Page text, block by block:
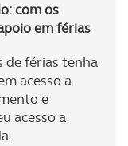
com os
em férias
de férias tenha
acesso a
e
acesso a